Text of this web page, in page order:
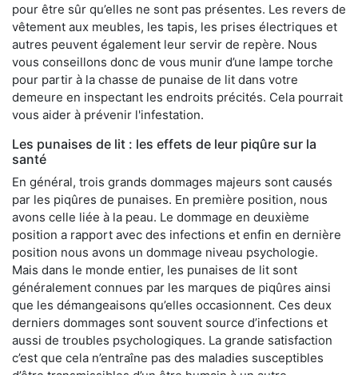
pour être sûr qu’elles ne sont pas présentes. Les revers de
vêtement aux meubles, les tapis, les prises électriques et
autres peuvent également leur servir de repère. Nous
vous conseillons donc de vous munir d’une lampe torche
pour partir à la chasse de punaise de lit dans votre
demeure en inspectant les endroits précités. Cela pourrait
vous aider à prévenir l'infestation.
Les punaises de lit : les effets de leur piqûre sur la
santé
En général, trois grands dommages majeurs sont causés
par les piqûres de punaises. En première position, nous
avons celle liée à la peau. Le dommage en deuxième
position a rapport avec des infections et enfin en dernière
position nous avons un dommage niveau psychologie.
Mais dans le monde entier, les punaises de lit sont
généralement connues par les marques de piqûres ainsi
que les démangeaisons qu’elles occasionnent. Ces deux
derniers dommages sont souvent source d’infections et
aussi de troubles psychologiques. La grande satisfaction
c’est que cela n’entraîne pas des maladies susceptibles